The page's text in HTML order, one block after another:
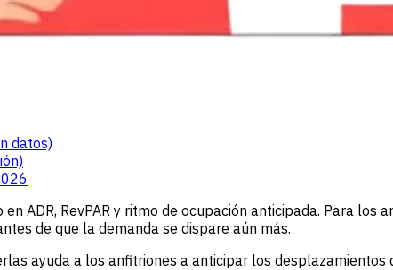
datos)
ADR, RevPAR y ritmo de ocupación anticipada. Para los
de que la demanda se dispare aún más.
ayuda a los anfitriones a anticipar los desplazamientos